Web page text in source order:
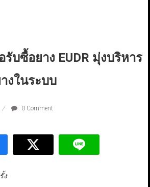
บซื้อยาง EUDR มุ่งบริหาร
งในระบบ
0 Comment
ง